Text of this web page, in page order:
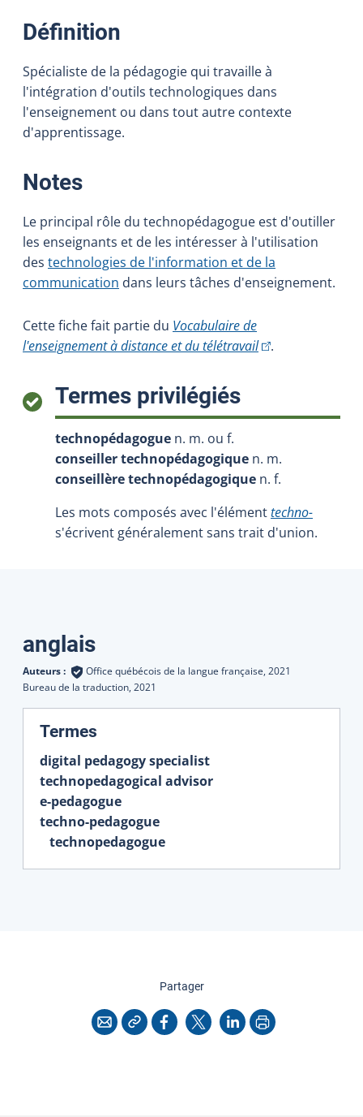
Définition
Spécialiste de la pédagogie qui travaille à
l'intégration d'outils technologiques dans
l'enseignement ou dans tout autre contexte
d'apprentissage.
Notes:
Le principal rôle du technopédagogue est d'outiller
les enseignants et de les intéresser à l'utilisation
des technologies de l'information et de la
communication dans leurs tâches d'enseignement.
Cette fiche fait partie du Vocabulaire de
l'enseignement à distance et du télétravail(Cet hyperlien
.
Termes privilégiés:
technopédagogue n. m. ou f.
conseiller technopédagogique n. m.
conseillère technopédagogique n. f.
Les mots composés avec l'élémenttechno-
s'écrivent généralement sans trait d'union.
Traductions
anglais
Auteurs : Office québécois de la langue française, 2021
Bureau de la traduction, 2021
Termes
digital pedagogy specialist
technopedagogical advisor
e-pedagogue
techno-pedagogue
technopedagogue
Partagercette page
CourrielCopier l'adresse
Facebook
X LinkedInImprimer